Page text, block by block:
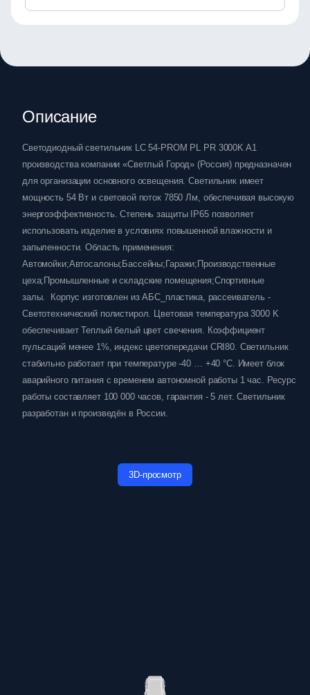
Описание
Светодиодный светильник LC 54-PROM PL PR 3000K A1
производства компании «Светлый Город» (Россия) предназначен
для организации основного освещения. Светильник имеет
мощность 54 Вт и световой поток 7850 Лм, обеспечивая высокую
энергоэффективность. Степень защиты IP65 позволяет
использовать изделие в условиях повышенной влажности и
запыленности. Область применения:
Автомойки;Автосалоны;Бассейны;Гаражи;Производственные
цеха;Промышленные и складские помещения;Спортивные
залы. Корпус изготовлен из АБС_пластика, рассеиватель -
Светотехнический полистирол. Цветовая температура 3000 K
обеспечивает Теплый белый цвет свечения. Коэффициент
пульсаций менее 1%, индекс цветопередачи CRI80. Светильник
стабильно работает при температуре -40 … +40 °C. Имеет блок
аварийного питания с временем автономной работы 1 час. Ресурс
работы составляет 100 000 часов, гарантия - 5 лет. Светильник
разработан и произведён в России.
3D-просмотр